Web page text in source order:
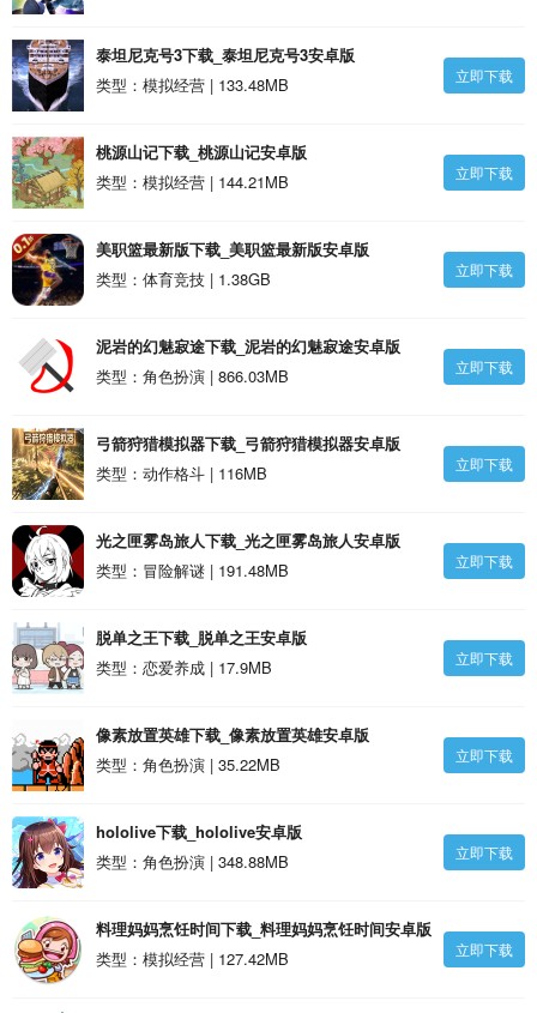
泰坦尼克号3下载_泰坦尼克号3安卓版
类型：模拟经营 | 133.48MB
立即下载
桃源山记下载_桃源山记安卓版
类型：模拟经营 | 144.21MB
立即下载
美职篮最新版下载_美职篮最新版安卓版
类型：体育竞技 | 1.38GB
立即下载
泥岩的幻魅寂途下载_泥岩的幻魅寂途安卓版
类型：角色扮演 | 866.03MB
立即下载
弓箭狩猎模拟器下载_弓箭狩猎模拟器安卓版
类型：动作格斗 | 116MB
立即下载
光之匣雾岛旅人下载_光之匣雾岛旅人安卓版
类型：冒险解谜 | 191.48MB
立即下载
脱单之王下载_脱单之王安卓版
类型：恋爱养成 | 17.9MB
立即下载
像素放置英雄下载_像素放置英雄安卓版
类型：角色扮演 | 35.22MB
立即下载
hololive下载_hololive安卓版
类型：角色扮演 | 348.88MB
立即下载
料理妈妈烹饪时间下载_料理妈妈烹饪时间安卓版
类型：模拟经营 | 127.42MB
立即下载